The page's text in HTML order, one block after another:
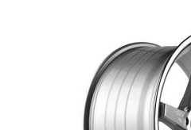
on sinua varten. Tämä
ylellisyyden
flow forming -tekniikkaan.
kuin vanne voi olla.